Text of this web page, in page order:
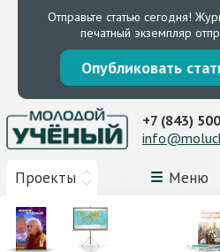
Отправьте статью сегодня!
печатный экземпляр
Опубликовать
Проекты Меню
+7 (843)